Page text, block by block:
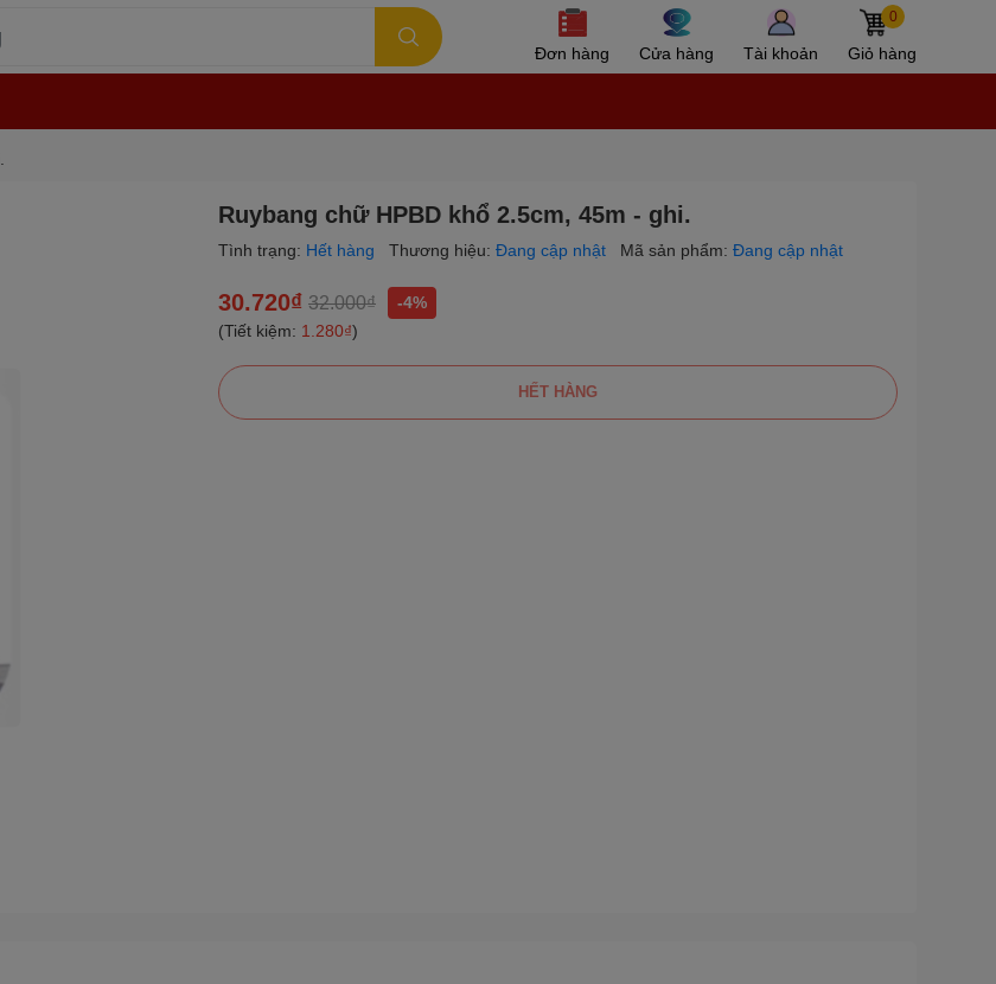
Đơn hàng Cửa hàng Tài khoản
0
Giỏ hàng
Ruybang chữ HPBD khổ 2.5cm, 45m - ghi.
Tình trạng: Hết hàng Thương hiệu: Đang cập nhật Mã sản phẩm: Đang cập nhật
30.720₫ 32.000₫
-4%
(Tiết kiệm: 1.280₫)
HẾT HÀNG